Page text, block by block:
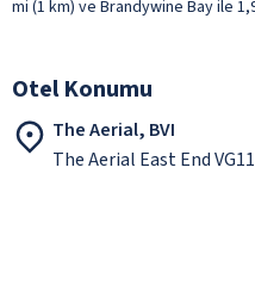
mi (1 km) ve Brandywine Bay ile
Otel Konumu
The Aerial, BVI
The Aerial East End